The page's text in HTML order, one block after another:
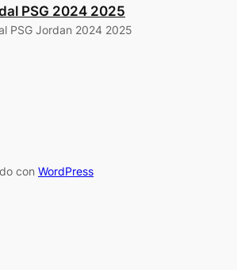
PSG 2024 2025
PSG Jordan 2024 2025
con WordPress